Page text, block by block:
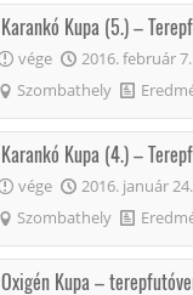
Karankó Kupa (5.) –
vége 2016. február
Szombathely
Karankó Kupa (4.) –
vége 2016. január
Szombathely
Oxigén Kupa –